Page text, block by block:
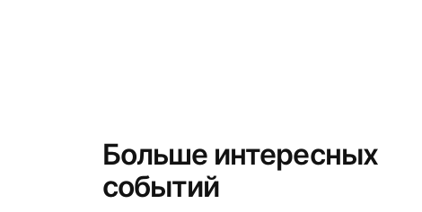
Больше интересных
событий